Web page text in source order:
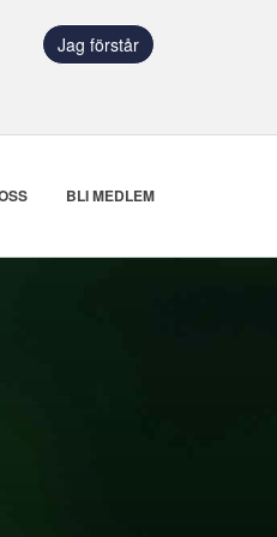
Jag förstår
BLI MEDLEM